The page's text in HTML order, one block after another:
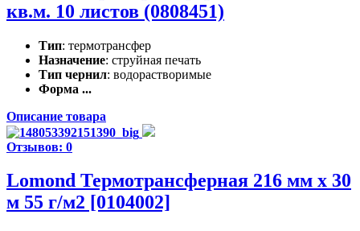
кв.м. 10 листов (0808451)
Тип: термотрансфер
Назначение: струйная печать
Тип чернил: водорастворимые
Форма ...
Описание товара
Отзывов: 0
Lomond Термотрансферная 216 мм x 30
м 55 г/м2 [0104002]